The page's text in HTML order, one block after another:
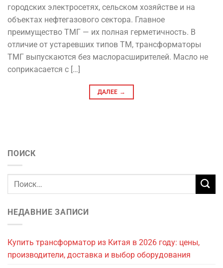
городских электросетях, сельском хозяйстве и на
объектах нефтегазового сектора. Главное
преимущество ТМГ — их полная герметичность. В
отличие от устаревших типов ТМ, трансформаторы
ТМГ выпускаются без маслорасширителей. Масло не
соприкасается с […]
ДАЛЕЕ →
ПОИСК
НЕДАВНИЕ ЗАПИСИ
Купить трансформатор из Китая в 2026 году: цены,
производители, доставка и выбор оборудования